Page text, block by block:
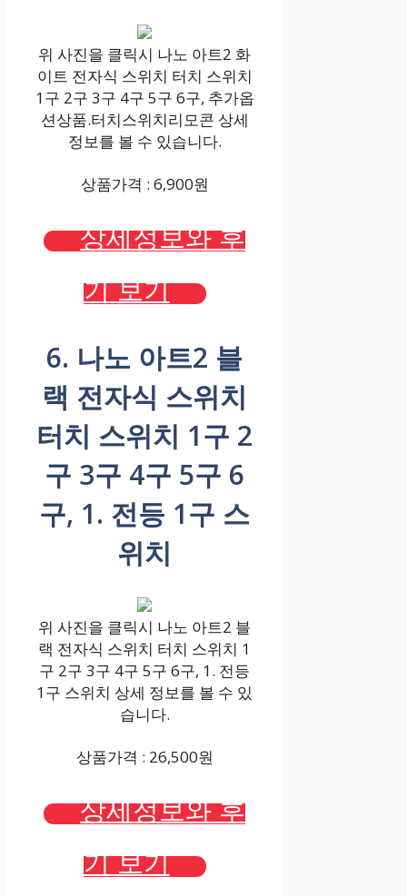
위 사진을 클릭시 나노 아트2 화
이트 전자식 스위치 터치 스위치
1구 2구 3구 4구 5구 6구, 추가옵
션상품.터치스위치리모콘 상세
정보를 볼 수 있습니다.
상품가격 : 6,900원
상세정보와 후
기 보기
6. 나노 아트2 블
랙 전자식 스위치
터치 스위치 1구 2
구 3구 4구 5구 6
구, 1. 전등 1구 스
위치
위 사진을 클릭시 나노 아트2 블
랙 전자식 스위치 터치 스위치 1
구 2구 3구 4구 5구 6구, 1. 전등
1구 스위치 상세 정보를 볼 수 있
습니다.
상품가격 : 26,500원
상세정보와 후
기 보기